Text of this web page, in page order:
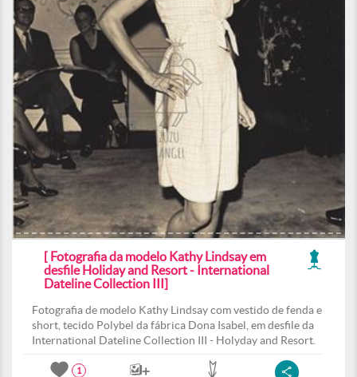
[ Fotografia da modelo Kathy Lindsay em
desfile Holiday and Resort - International
Dateline Collection III]
Fotografia de modelo Kathy Lindsay com vestido de fenda e
short, tecido Polybel da fábrica Dona Isabel, em desfile da
International Dateline Collection III - Holyday and Resort.
1